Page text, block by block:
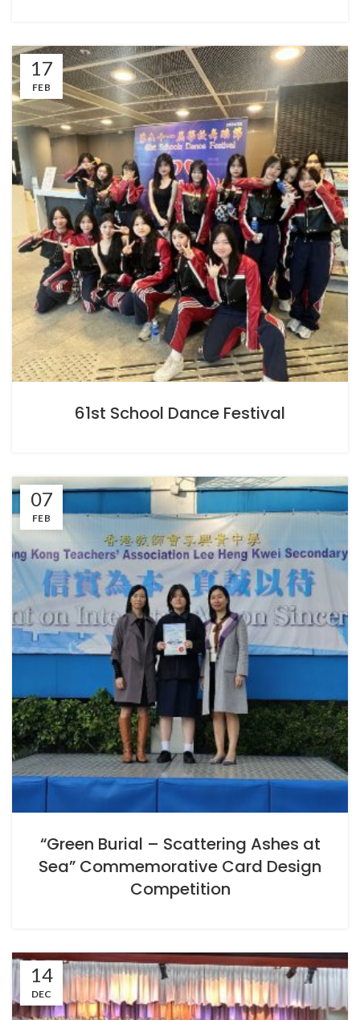
17
FEB
61st School Dance Festival
07
FEB
“Green Burial – Scattering Ashes at
Sea” Commemorative Card Design
Competition
14
DEC